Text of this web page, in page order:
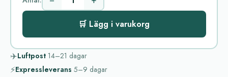
🛒 Lägg i varukorg
✈️Luftpost 14–21 dagar
⚡Expressleverans 5–9 dagar